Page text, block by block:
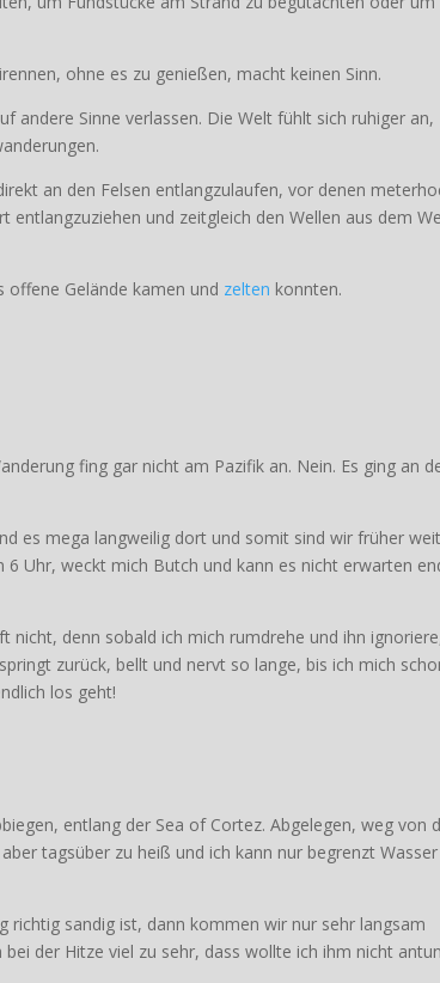
ohne es zu genießen, macht keinen Sinn.
andere Sinne verlassen. Die Welt fühlt sich ruhiger an,
an den Felsen entlangzulaufen, vor denen
entlangzuziehen und zeitgleich den Wellen aus dem
offene Gelände kamen und zelten konnten.
fing gar nicht am Pazifik an. Nein. Es ging an
es mega langweilig dort und somit sind wir früher
Uhr, weckt mich Butch und kann es nicht erwarten
nicht, denn sobald ich mich rumdrehe und ihn
zurück, bellt und nervt so lange, bis ich mich
los geht!
entlang der Sea of Cortez. Abgelegen, weg von
tagsüber zu heiß und ich kann nur begrenzt Wasser
richtig sandig ist, dann kommen wir nur sehr langsam
der Hitze viel zu sehr, dass wollte ich ihm nicht